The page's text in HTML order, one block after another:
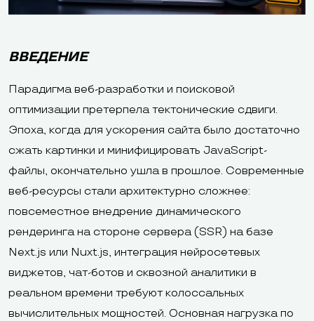
ВВЕДЕНИЕ
Парадигма веб-разработки и поисковой
оптимизации претерпела тектонические сдвиги.
Эпоха, когда для ускорения сайта было достаточно
сжать картинки и минифицировать JavaScript-
файлы, окончательно ушла в прошлое. Современные
веб-ресурсы стали архитектурно сложнее:
повсеместное внедрение динамического
рендеринга на стороне сервера (SSR) на базе
Next.js или Nuxt.js, интеграция нейросетевых
виджетов, чат-ботов и сквозной аналитики в
реальном времени требуют колоссальных
вычислительных мощностей. Основная нагрузка по